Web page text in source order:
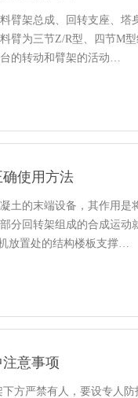
臂架总成、回转支座、
臂为三节Z/R型、四节M
的转动和臂架的活动…
使用方法
土的末端设备，其作用
分回转架组成的合成运动
放置处的结构楼板支撑…
意事项
方严禁有人，要设专人